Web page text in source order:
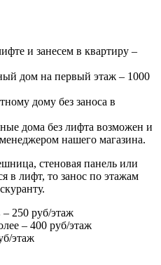
и занесем в квартиру –
дом на первый этаж – 1000
дому без заноса в
дома без лифта возможен и
нашего магазина.
стеновая панель или
в лифт, то занос по этажам
250 руб/этаж
– 400 руб/этаж
этаж